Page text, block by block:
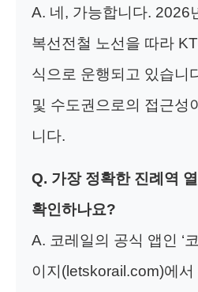
A. 네, 가능합니다. 2026
복선전철 노선을 따라
식으로 운행되고 있습니
및 수도권으로의 접근성
니다.
Q. 가장 정확한 진례역
확인하나요?
A. 코레일의 공식 앱인 ‘
이지(letskorail.com)에